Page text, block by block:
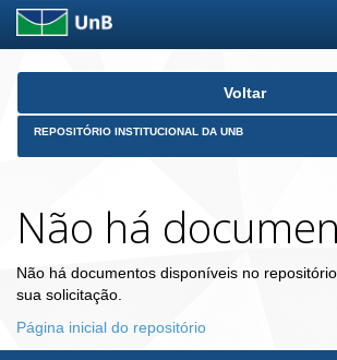
Skip
Voltar
REPOSITÓRIO INSTITUCIONAL DA UNB
Não há
Não há documentos disponíveis no
sua solicitação.
Página inicial do repositório